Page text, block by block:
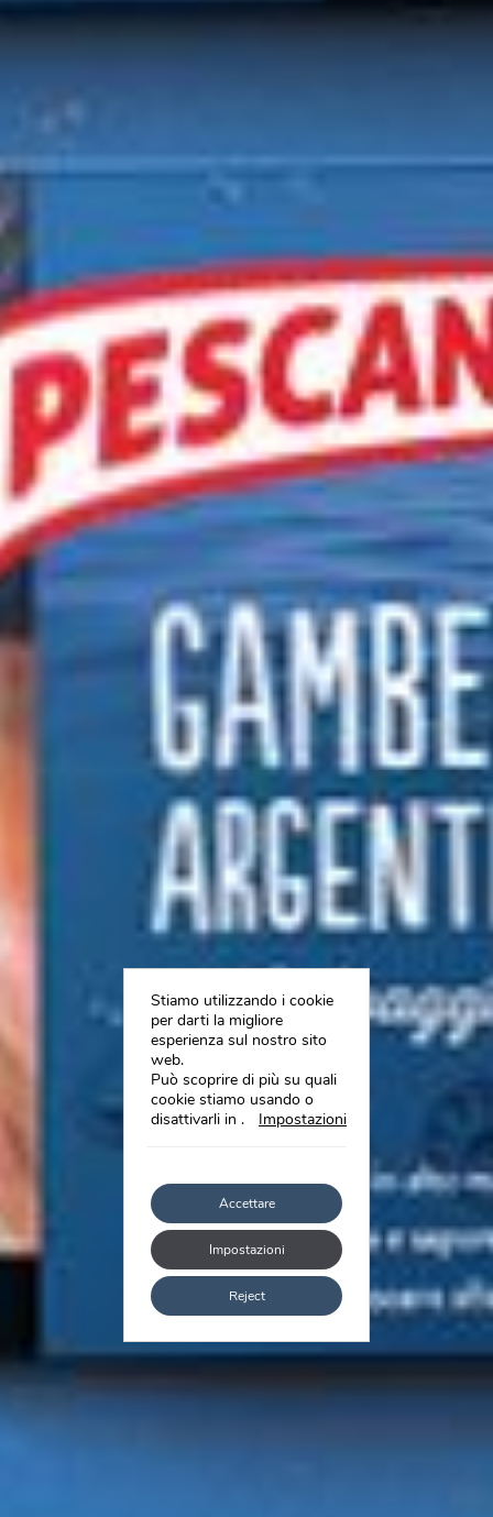
Stiamo utilizzando i cookie
per darti la migliore
esperienza sul nostro sito
web.
Può scoprire di più su quali
cookie stiamo usando o
disattivarli in
Impostazioni
.
Accettare
Reject
Impostazioni